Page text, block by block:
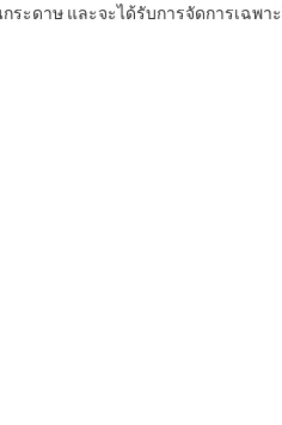
ดาษ และจะได้รับการจัดการเฉพ